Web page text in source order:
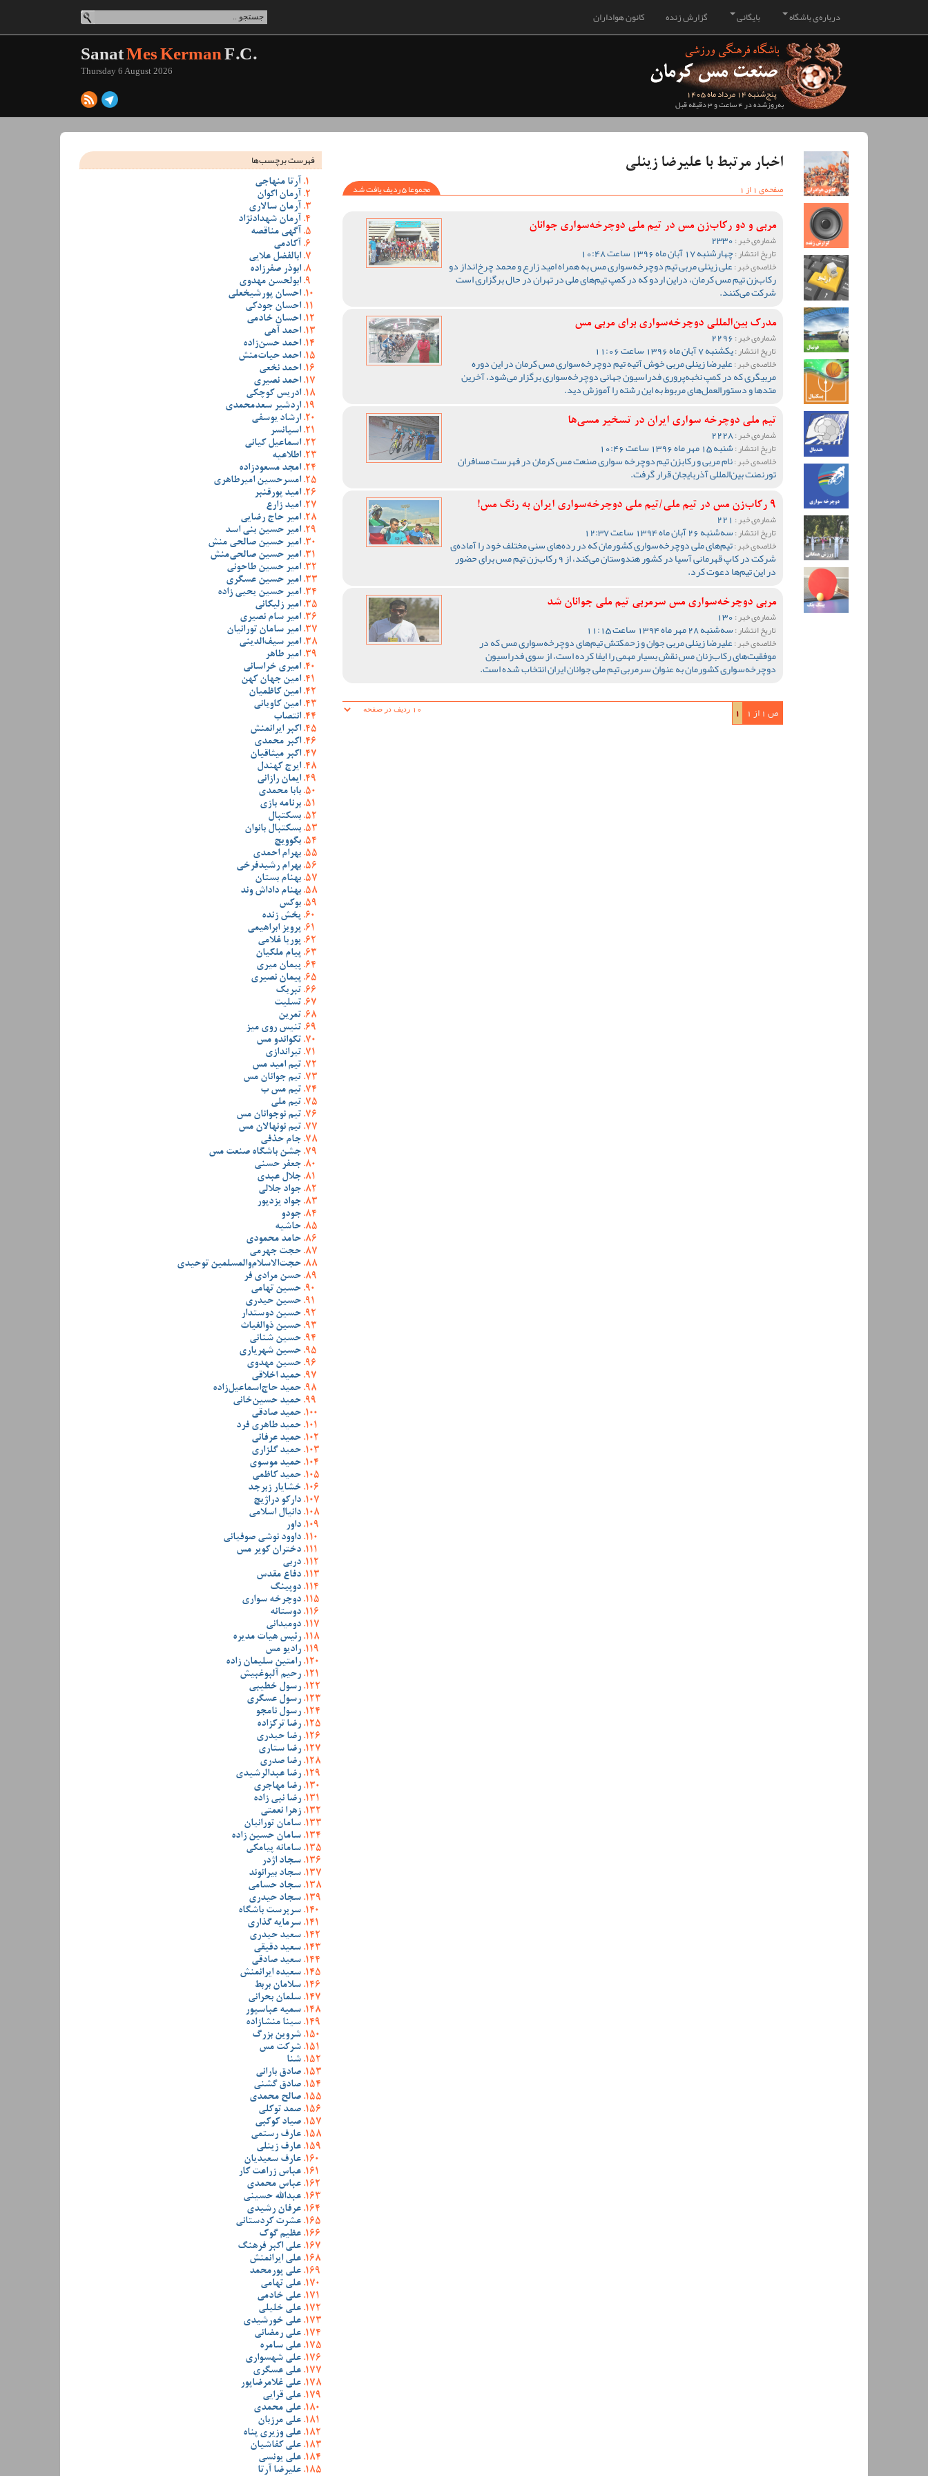
کانون هواداران گزارش زنده بایگانی درباره‌ی باشگاه
پنج‌شنبه 14 مرداد ماه 1405
به‌روزشده در 4 ساعت و 3 دقیقه قبل
SanatMes KermanF.C.
Thursday 6 August 2026
اخبار مرتبط با علیرضا زینلی
صفحه‌ی 1 از 1
مجموعا 5 ردیف یافت شد
مربی و دو رکاب‌زن مس در تیم ملی دوچرخه‌سواری جوانان
شماره‌ی خبر :
تاریخ انتشار :چهارشنبه 17 آبان ماه 1396 ساعت 10:48
خلاصه‌ی خبر :علی زینلی مربی تیم دوچرخه‌سواری مس به همراه امید زارع و محمد چرخ‌انداز دو
رکاب‌زن تیم مس کرمان، دراین اردو که در کمپ تیم‌های ملی در تهران در حال برگزاری است
شرکت می‌کنند.
مدرک بین‌المللی دوچرخه‌سواری برای مربی مس
شماره‌ی خبر :
تاریخ انتشار :یکشنبه 7 آبان ماه 1396 ساعت 11:06
خلاصه‌ی خبر :علیرضا زینلی مربی خوش‌ آتیه تیم دوچرخه‌سواری مس کرمان در این دوره
مربیگری که در کمپ نخبه‌پروری فدراسیون جهانی دوچرخه‌سواری برگزار می‌شود، آخرین
متدها و دستورالعمل‌های مربوط به این رشته را آموزش دید.
تیم ملی دوچرخه سواری ایران در تسخیر مسی‌ها
شماره‌ی خبر :2228
تاریخ انتشار :شنبه 15 مهر ماه 1396 ساعت 10:46
خلاصه‌ی خبر :نام مربی و رکابزن تیم دوچرخه سواری صنعت مس کرمان در فهرست مسافران
تورنمنت بین‌المللی آذربایجان قرار گرفت.
9 رکاب‌زن مس در تیم ملی/تیم ملی دوچرخه‌سواری ایران به رنگ مس!
شماره‌ی خبر :
تاریخ انتشار :سه‌شنبه 26 آبان ماه 1394 ساعت 12:37
خلاصه‌ی خبر :تیم‌های ملی دوچرخه‌سواری کشورمان که در رده‌های سنی مختلف خود را آماده‌ی
شرکت در کاپ قهرمانی آسیا در کشور هندوستان می‌کند، از 9 رکاب‌زن تیم مس برای حضور
در این تیم‌ها دعوت کرد.
مربی دوچرخه‌سواری مس سرمربی تیم ملی جوانان شد
شماره‌ی خبر :
تاریخ انتشار :سه‌شنبه 28 مهر ماه 1394 ساعت 11:15
خلاصه‌ی خبر :علیرضا زینلی مربی جوان و زحمکتش تیم‌های دوچرخه‌سواری مس که در
موفقیت‌های رکاب‌زنان مس نقش بسیار مهمی را ایفا کرده است، از سوی فدراسیون
دوچرخه‌سواری کشورمان به عنوان سرمربی تیم ملی جوانان ایران انتخاب شده است.
ص 1 از 1 1
فهرست برچسب‌ها
آرتا منهاجی
آرمان اکوان
آرمان سالاری
آرمان شهدادنژاد
آگهی مناقصه
آکادمی
ابالفضل علایی
ابوذر صفرزاده
ابولحسن مهدوی
احسان پورشیخعلی
احسان جودکی
احسان خادمی
احمد آهی
احمد حسن‌زاده
احمد حیات‌منش
احمد نخعی
احمد نصیری
ادریس کوچکی
اردشیر سعدمحمدی
ارشاد یوسفی
اسپانسر
اسماعیل کیانی
اطلاعیه
امجد مسعودزاده
امسرحسین امیرطاهری
امید پورقنبر
امید زارع
امیر حاج رضایی
امیر حسین بنی اسد
امیر حسین صالحی منش
امیر حسین صالحی‌منش
امیر حسین طاحونی
امیر حسین عسگری
امیر حسین یحیی زاده
امیر زلیکانی
امیر سام نصیری
امیر سامان تورانیان
امیر سیف‌الدینی
امیر طاهر
امیری خراسانی
امین جهان کهن
امین کاظمیان
امین کاویانی
انتصاب
اکبر ایرانمنش
اکبر محمدی
اکبر میثاقیان
ایرج کهندل
ایمان رازانی
بابا محمدی
برنامه بازی
بسکتبال
بسکتبال بانوان
بگوویچ
بهرام احمدی
بهرام رشیدفرخی
بهنام بستان
بهنام داداش وند
بوکس
پخش زنده
پرویز ابراهیمی
پوریا غلامی
پیام ملکیان
پیمان میری
پیمان نصیری
تبریک
تسلیت
تمرین
تنیس روی میز
تکواندو مس
تیراندازی
تیم امید مس
تیم جوانان مس
تیم مس ب
تیم ملی
تیم نوجوانان مس
تیم نونهالان مس
جام حذفی
جشن باشگاه صنعت مس
جعفر حسنی
جلال عبدی
جواد جلالی
جواد یزدپور
جودو
حاشیه
حامد محمودی
حجت جهرمی
حجت‌الاسلام‌والمسلمین توحیدی
حسن مرادی فر
حسین تهامی
حسین حیدری
حسین دوستدار
حسین ذوالغیاث
حسین شنانی
حسین شهریاری
حسین مهدوی
حمید اخلاقی
حمید حاج‌اسماعیل‌زاده
حمید حسین‌خانی
حمید صادقی
حمید طاهری فرد
حمید عرفانی
حمید گلزاری
حمید موسوی
حمید کاظمی
خشایار زبرجد
دارکو دراژیچ
دانیال اسلامی
داور
داوود نوشی صوفیانی
دختران کویر مس
دربی
دفاع مقدس
دوپینگ
دوچرخه سواری
دوستانه
دومیدانی
رئیس هیات مدیره
رادیو مس
رامتین سلیمان زاده
رحیم آلبوغبیش
رسول خطیبی
رسول عسگری
رسول نامجو
رضا ترکزاده
رضا حیدری
رضا ستاری
رضا صدری
رضا عبدالرشیدی
رضا مهاجری
رضا نبی زاده
زهرا نعمتی
سامان تورانیان
سامان حسین زاده
سامانه پیامکی
سجاد اژدر
سجاد بیرانوند
سجاد حسامی
سجاد حیدری
سرپرست باشگاه
سرمایه گذاری
سعید حیدری
سعید دقیقی
سعید صادقی
سعیده ایرانمنش
سلامان بربط
سلمان بحرانی
سمیه عباسپور
سینا منشازاده
شروین بزرگ
شرکت مس
شنا
صادق بارانی
صادق گشنی
صالح محمدی
صمد توکلی
صیاد کوکبی
عارف رستمی
عارف زینلی
عارف سعیدیان
عباس زراعت کار
عباس محمدی
عبدالله حسینی
عرفان رشیدی
عشرت کردستانی
عظیم گوک
علی اکبر فرهنگ
علی ایرانمنش
علی پورمحمد
علی تهامی
علی خادمی
علی خلیلی
علی خورشیدی
علی رمضانی
علی سامره
علی شهسواری
علی عسگری
علی غلامرضاپور
علی قرایی
علی محمدی
علی مرزبان
علی وزیری پناه
علی کفاشیان
علی یونسی
علیرضا آرتا